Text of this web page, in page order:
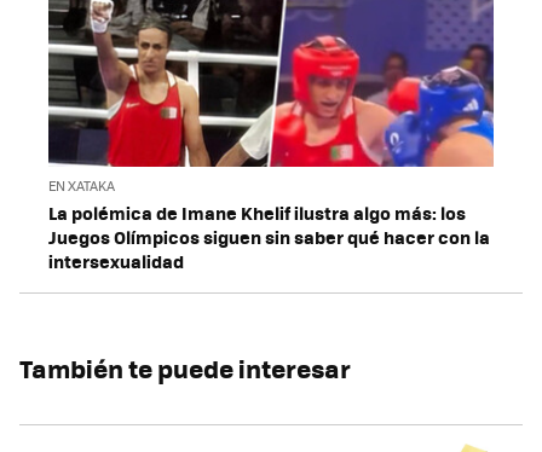
EN XATAKA
La polémica de Imane Khelif ilustra algo más: los
Juegos Olímpicos siguen sin saber qué hacer con la
intersexualidad
También te puede interesar